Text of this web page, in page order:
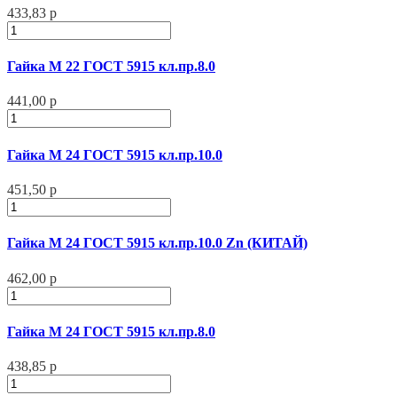
433,83 р
Гайка М 22 ГОСТ 5915 кл.пр.8.0
441,00 р
Гайка М 24 ГОСТ 5915 кл.пр.10.0
451,50 р
Гайка М 24 ГОСТ 5915 кл.пр.10.0 Zn (КИТАЙ)
462,00 р
Гайка М 24 ГОСТ 5915 кл.пр.8.0
438,85 р